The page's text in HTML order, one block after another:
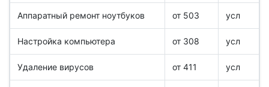
Аппаратный ремонт ноутбуков от 503 усл
Настройка компьютера от 308 усл
Удаление вирусов от 411 усл